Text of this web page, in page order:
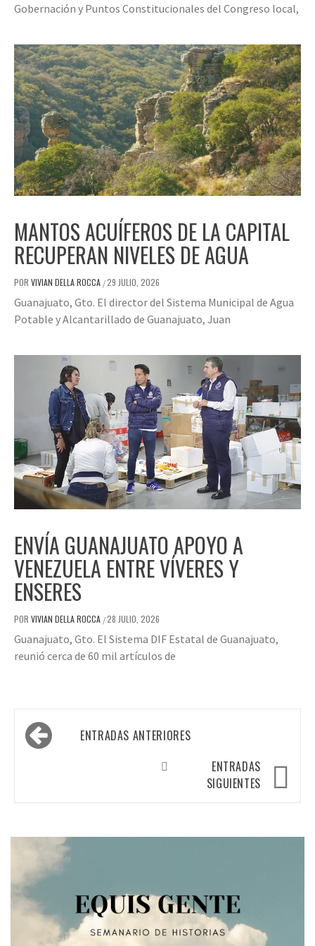
Gobernación y Puntos Constitucionales del Congreso local,
MANTOS ACUÍFEROS DE LA CAPITAL
RECUPERAN NIVELES DE AGUA
POR VIVIAN DELLA ROCCA /29 JULIO, 2026
Guanajuato, Gto. El director del Sistema Municipal de Agua
Potable y Alcantarillado de Guanajuato, Juan
ENVÍA GUANAJUATO APOYO A
VENEZUELA ENTRE VÍVERES Y
ENSERES
POR VIVIAN DELLA ROCCA /28 JULIO, 2026
Guanajuato, Gto. El Sistema DIF Estatal de Guanajuato,
reunió cerca de 60 mil artículos de
Navegación
de
ENTRADAS ANTERIORES
ENTRADAS
SIGUIENTES